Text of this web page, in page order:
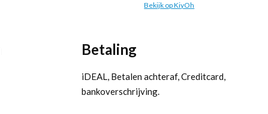
Bekijk op KiyOh
Betaling
iDEAL, Betalen achteraf, Creditcard,
bankoverschrijving.